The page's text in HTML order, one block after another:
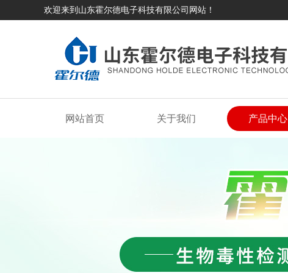
欢迎来到山东霍尔德电子科技有限公司网站！
网站首页 关于我们 产品中心